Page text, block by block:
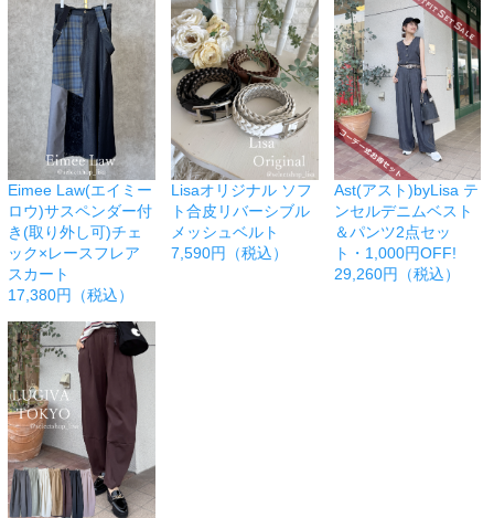
Eimee Law(エイミー
ロウ)サスペンダー付
き(取り外し可)チェ
ック×レースフレア
スカート
17,380円（税込）
Lisaオリジナル ソフ
ト合皮リバーシブル
メッシュベルト
7,590円（税込）
Ast(アスト)byLisa テ
ンセルデニムベスト
＆パンツ2点セッ
ト・1,000円OFF!
29,260円（税込）